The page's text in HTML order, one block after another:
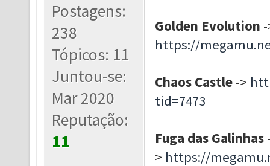
Postagens:
238
Tópicos: 11
Juntou-se:
Mar 2020
Reputação:
11
Golden Evolution
https://
Chaos Castle->
tid=7473
Fuga das Galinhas
> https://